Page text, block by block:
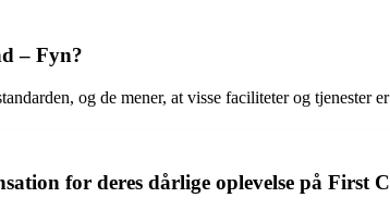
– Fyn?
og de mener, at visse faciliteter og tjenester
for deres dårlige oplevelse på First